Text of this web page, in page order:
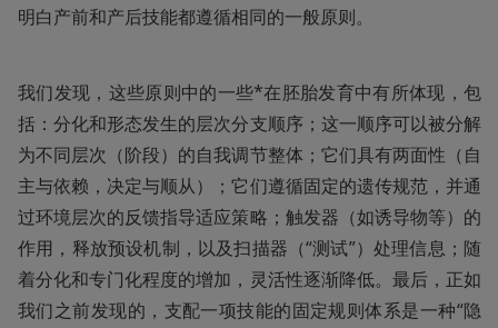
明白产前和产后技能都遵循相同的一般原则。
我们发现，这些原则中的一些*在胚胎发育中有所体现，包
括：分化和形态发生的层次分支顺序；这一顺序可以被分解
为不同层次（阶段）的自我调节整体；它们具有两面性（自
主与依赖，决定与顺从）；它们遵循固定的遗传规范，并通
过环境层次的反馈指导适应策略；触发器（如诱导物等）的
作用，释放预设机制，以及扫描器（“测试”）处理信息；随
着分化和专门化程度的增加，灵活性逐渐降低。最后，正如
我们之前发现的，支配一项技能的固定规则体系是一种“隐